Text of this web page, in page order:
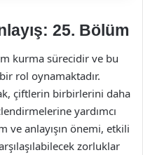
25. Bölüm
kurma sürecidir ve bu
rol oynamaktadır.
çiftlerin birbirlerini daha
yardımcı
ve anlayışın önemi, etkili
zorluklar